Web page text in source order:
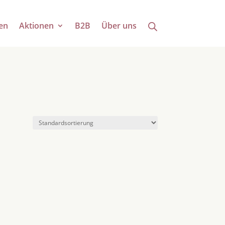
Aktionen B2B Über uns